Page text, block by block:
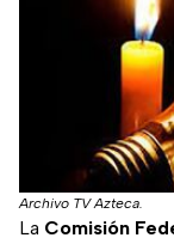
Archivo TV Azteca.
La Comisión